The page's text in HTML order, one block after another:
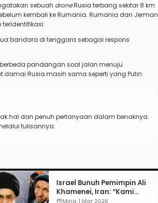
sebuah droneRusia terbang sekitar 8 km
kembali ke Rumania. Rumania dan Jerman
bandara di tenggara sebagai respons
pandangan soal jalan menuju
damai Rusia masih sama seperti yang Putin
hal dan penuh pertanyaan dalam benaknya.
tulisannya.
Israel Bunuh Pemimpin Ali
Khamenei, Iran: “Kami
Akan Balas!”
calendar_monthMing, 1 Mar 2026